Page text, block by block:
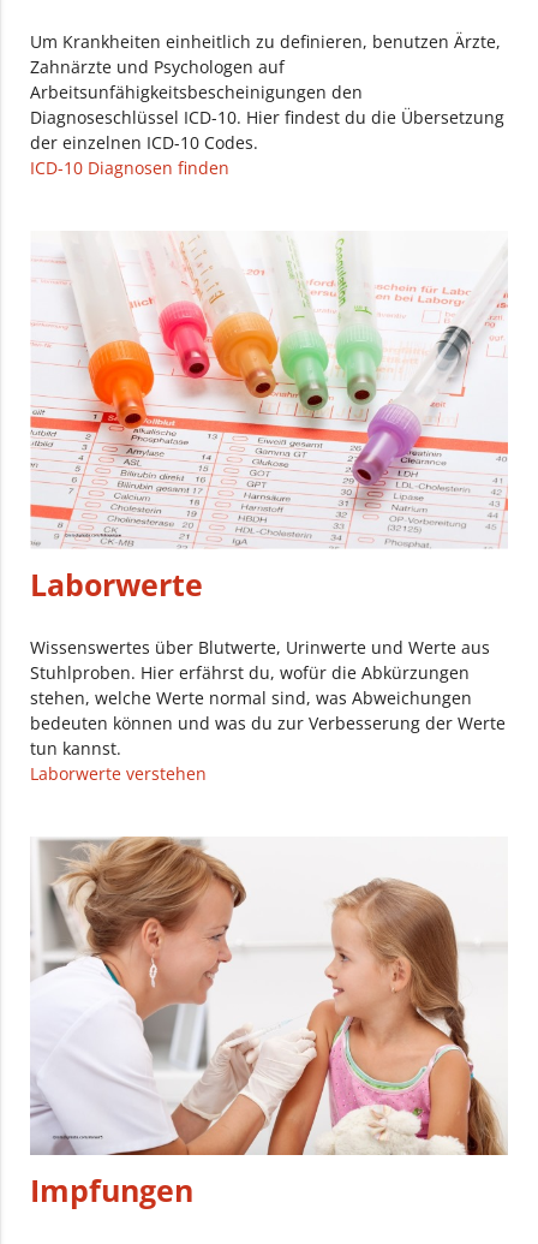
Um Krankheiten einheitlich zu definieren, benutzen Ärzte,
Zahnärzte und Psychologen auf
Arbeitsunfähigkeitsbescheinigungen den
Diagnoseschlüssel ICD-10. Hier findest du die Übersetzung
der einzelnen ICD-10 Codes.
ICD-10 Diagnosen finden
Laborwerte
Wissenswertes über Blutwerte, Urinwerte und Werte aus
Stuhlproben. Hier erfährst du, wofür die Abkürzungen
stehen, welche Werte normal sind, was Abweichungen
bedeuten können und was du zur Verbesserung der Werte
tun kannst.
Laborwerte verstehen
Impfungen